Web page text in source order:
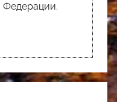
Федерации.